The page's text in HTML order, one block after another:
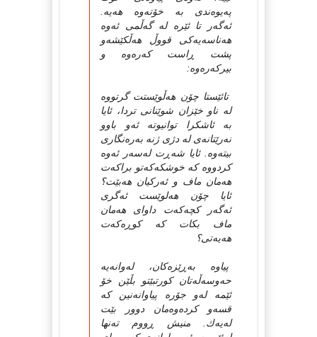
په‌یوه‌ندی به‌ خۆته‌وه‌ هه‌یه‌‌.
ئه‌گه‌ر تا ئێره‌ له‌ گه‌ڵمی ئه‌وه‌
هه‌ناسه‌یه‌کی قووڵ هه‌ڵکێشه‌و
پشت ڕاست که‌ره‌وه‌ و
بیرکه‌ره‌وه‌‌:
تائێستا چۆن هه‌ڵوێستت گرتووه‌
له‌ ناو خێزان شوێنانی تردا، ئایا
به‌ ئاشکرا توانیوته‌ ئه‌و باوو
نه‌رێتانه‌ی له‌ دژی ژنه‌ به‌ره‌نگاری
بیته‌وه‌. ئایا شه‌ڕت له‌سه‌ر ئه‌وه‌
کردووه‌ که‌ خوشکه‌که‌تو براکه‌ت
هه‌مان ماف و ئه‌ر‌کیان هه‌بێت؟
ئایا چۆن هه‌لوێست ئه‌گری
ئه‌گه‌ر کچه‌که‌ت داوای هه‌مان
ماف بکات که‌ کوڕه‌که‌ت
هه‌یه‌تی؟
پیاوه‌ به‌ڕێزه‌کان، له‌وانه‌یه‌
حه‌وسه‌ڵه‌تان کورتبێتو بڵێن خۆ
ئێمه‌ له‌و جۆره‌ پیاوانه‌نین که‌
قسه‌و کرده‌وه‌مان دوور بێت
له‌یه‌ك. منیش ڕووم ته‌نها